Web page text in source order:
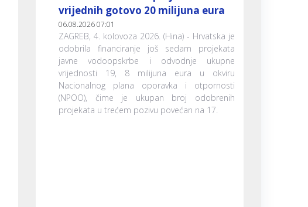
vrijednih gotovo 20 milijuna eura
06.08.2026 07:01
ZAGREB, 4. kolovoza 2026. (Hina) - Hrvatska je
odobrila financiranje još sedam projekata
javne vodoopskrbe i odvodnje ukupne
vrijednosti 19, 8 milijuna eura u okviru
Nacionalnog plana oporavka i otpornosti
(NPOO), čime je ukupan broj odobrenih
projekata u trećem pozivu povećan na 17.